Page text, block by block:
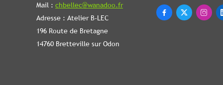
Mail : chbellec@wanadoo.fr
Adresse : Atelier B-LEC
196 Route de Bretagne
14760 Bretteville sur Odon
  